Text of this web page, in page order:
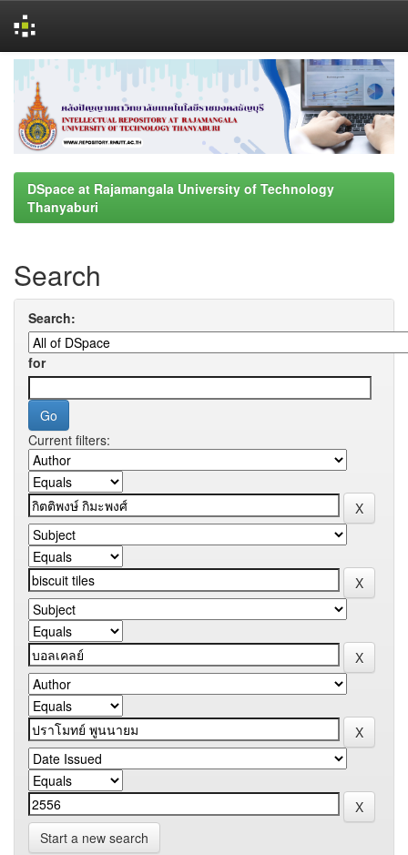
navigation
DSpace at Rajamangala University of Technology
Thanyaburi
Search
Search:
for
Current filters:
Start a new search